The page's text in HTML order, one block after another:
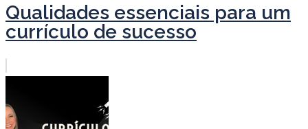
Qualidades essenciais para um
currículo de sucesso